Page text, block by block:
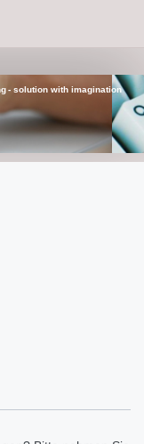
- solution with imagination